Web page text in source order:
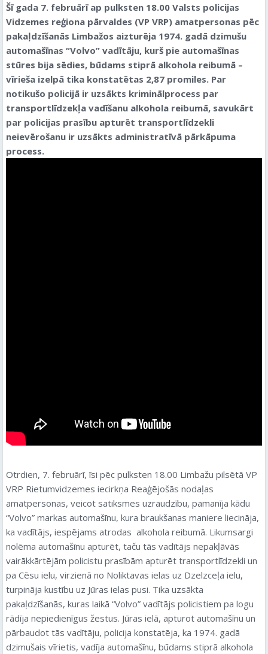
Šī gada 7. februārī ap pulksten 18.00 Valsts policijas
Vidzemes reģiona pārvaldes (VP VRP) amatpersonas pēc
pakaļdzīšanās Limbažos aizturēja 1974. gadā dzimušu
automašīnas “Volvo” vadītāju, kurš pie automašīnas
stūres bija sēdies, būdams stiprā alkohola reibumā –
vīrieša izelpā tika konstatētas 2,87 promiles. Par
notikušo policijā ir uzsākts kriminālprocess par
transportlīdzekļa vadīšanu alkohola reibumā, savukārt
par policijas prasību apturēt transportlīdzekli
neievērošanu ir uzsākts administratīvā pārkāpuma
process.
Otrdien, 7. februārī, īsi pēc pulksten 18.00 Limbažu pilsētā VP
VRP Rietumvidzemes iecirkņa Reaģējošās nodaļas
amatpersonas, veicot satiksmes uzraudzību, pamanīja kādu
“Volvo” markas automašīnu, kura braukšanas maniere liecināja,
ka vadītājs, iespējams atrodas alkohola reibumā. Likumsargi
nolēma automašīnu apturēt, taču tās vadītājs nepakļāvās
vairākkārtējām policistu prasībām apturēt transportlīdzekli un
pa Cēsu ielu, virzienā no Noliktavas ielas uz Dzelzceļa ielu,
turpināja kustību uz Jūras ielas pusi. Tika uzsākta
pakaļdzīšanās, kuras laikā “Volvo” vadītājs policistiem pa logu
rādīja nepiedienīgus žestus. Jūras ielā, apturot automašīnu un
pārbaudot tās vadītāju, policija konstatēja, ka 1974. gadā
dzimušais vīrietis, vadīja automašīnu, būdams stiprā alkohola